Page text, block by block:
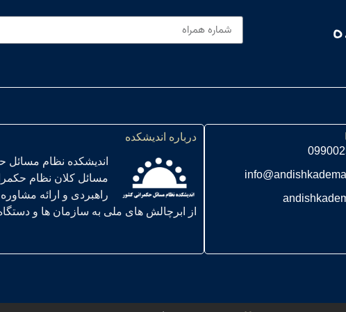
درباره اندیشکده
اندیشکده نظام مسائل
مسائل کلان نظام
راهبردی و ارائه
از ابرچالش های ملی به سازمان ها و دستگاه های حاکمیتی